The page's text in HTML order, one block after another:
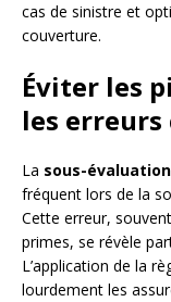
cas de sinistre et
couverture.
Éviter les
les
La sous-
fréquent lors de la
Cette erreur,
primes, se révèle
L’application de la
lourdement les